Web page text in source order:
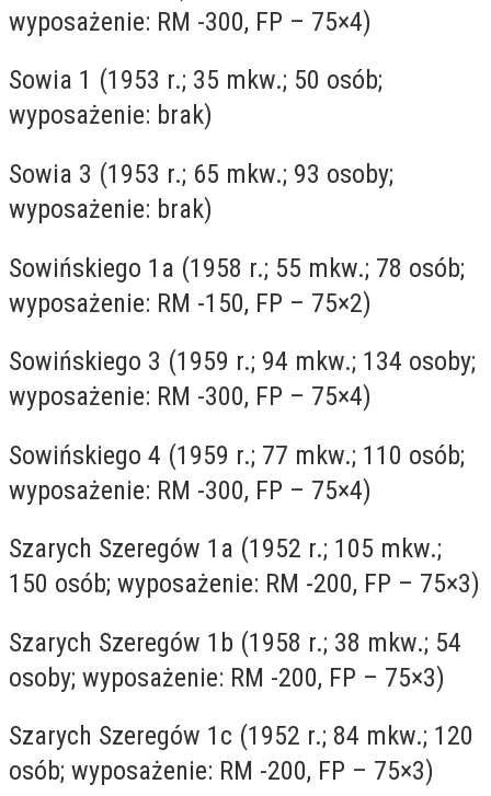
wyposażenie: RM -300, FP – 75×4)
Sowia 1 (1953 r.; 35 mkw.; 50 osób;
wyposażenie: brak)
Sowia 3 (1953 r.; 65 mkw.; 93 osoby;
wyposażenie: brak)
Sowińskiego 1a (1958 r.; 55 mkw.; 78 osób;
wyposażenie: RM -150, FP – 75×2)
Sowińskiego 3 (1959 r.; 94 mkw.; 134 osoby;
wyposażenie: RM -300, FP – 75×4)
Sowińskiego 4 (1959 r.; 77 mkw.; 110 osób;
wyposażenie: RM -300, FP – 75×4)
Szarych Szeregów 1a (1952 r.; 105 mkw.;
150 osób; wyposażenie: RM -200, FP – 75×3)
Szarych Szeregów 1b (1958 r.; 38 mkw.; 54
osoby; wyposażenie: RM -200, FP – 75×3)
Szarych Szeregów 1c (1952 r.; 84 mkw.; 120
osób; wyposażenie: RM -200, FP – 75×3)